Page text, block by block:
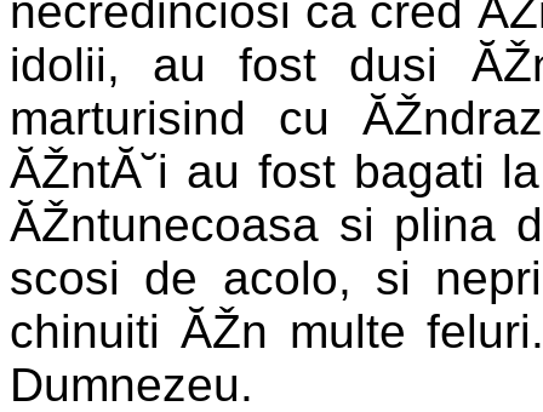
necredinciosi ca cred
idolii, au fost dusi
marturisind cu
ĂŽntĂ˘i au fost bagati
ĂŽntunecoasa si plina
scosi de acolo, si
chinuiti ĂŽn multe
Dumnezeu.